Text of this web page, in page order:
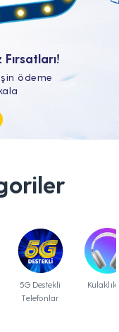
Tam'da
5G Destekli
Telefonlar